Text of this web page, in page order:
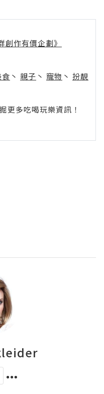
創作有價企劃》
丶 親子 丶 寵物 丶 扮靚
多吃喝玩樂資訊！